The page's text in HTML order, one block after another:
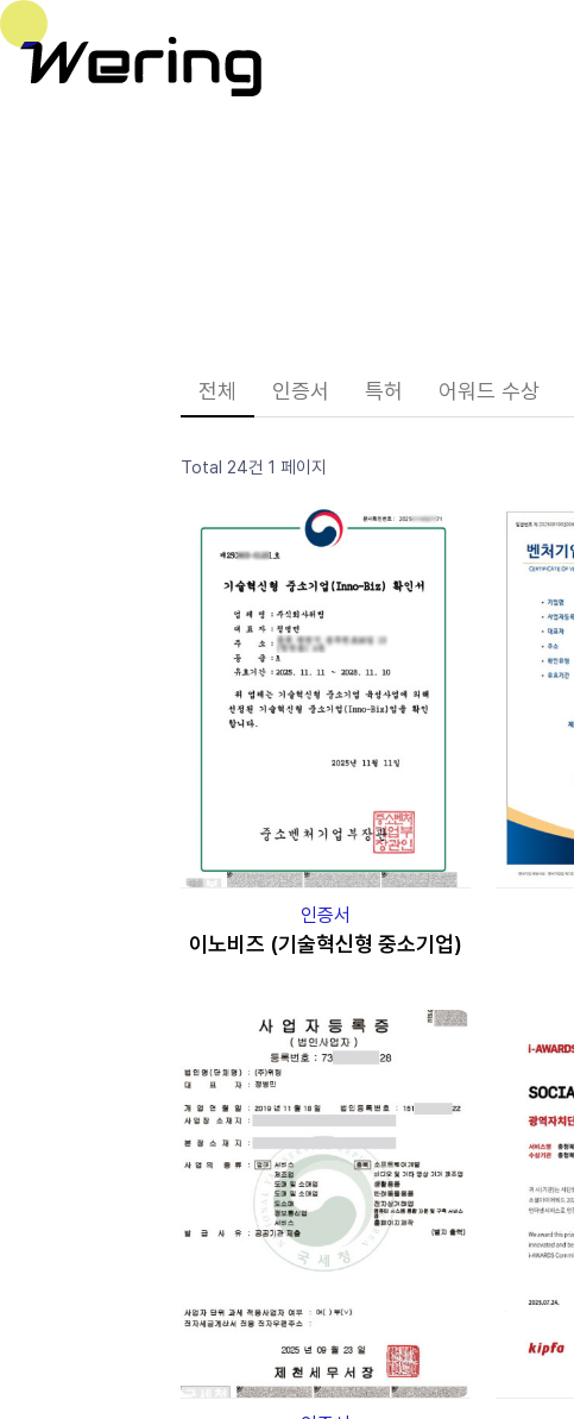
전체 인증서 특허 어워드 수상
Total 24건 1 페이지
인증서
이노비즈 (기술혁신형 중소기업)